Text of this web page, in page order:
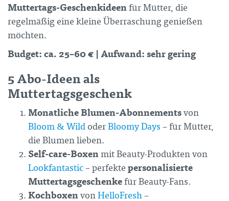
Muttertags-Geschenkideenfür Mütter, die
regelmäßig eine kleine Überraschung genießen
möchten.
Budget: ca. 25–60 € | Aufwand: sehr gering
5 Abo-Ideen als
Muttertagsgeschenk
Monatliche Blumen-Abonnementsvon
Bloom & Wild oderBloomy Days – für Mütter,
die Blumen lieben.
Self-care-Boxenmit Beauty-Produkten von
Lookfantastic– perfekte personalisierte
Muttertagsgeschenkefür Beauty-Fans.
KochboxenvonHelloFresh–